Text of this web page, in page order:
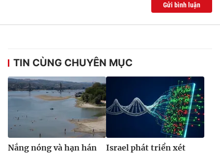
Gửi bình luận
TIN CÙNG CHUYÊN MỤC
Nắng nóng và hạn hán
Israel phát triển xét